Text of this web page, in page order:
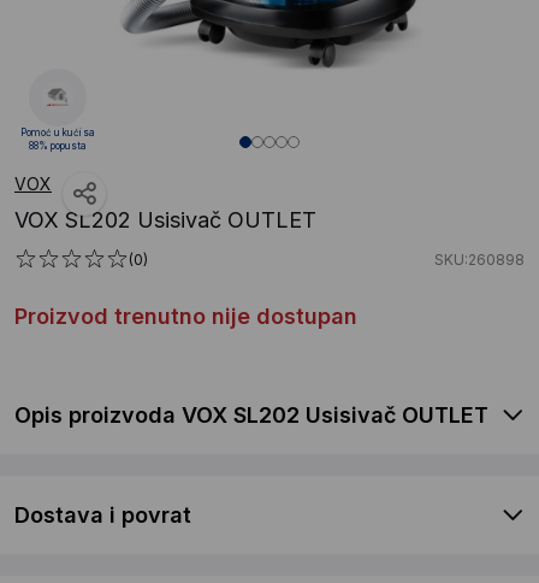
VOX
VOX SL202 Usisivač OUTLET
(0) SKU:260898
Proizvod trenutno nije dostupan
Pomoć u kući sa
88% popusta
Opis proizvoda VOX SL202 Usisivač OUTLET
Dostava i povrat